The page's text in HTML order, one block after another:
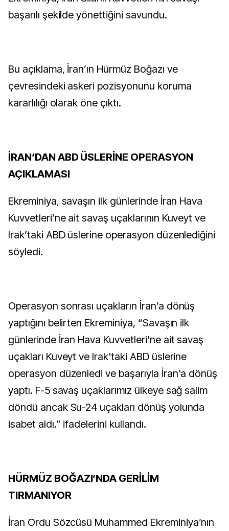
başarılı şekilde yönettiğini savundu.
Bu açıklama, İran’ın Hürmüz Boğazı ve
çevresindeki askeri pozisyonunu koruma
kararlılığı olarak öne çıktı.
İRAN’DAN ABD ÜSLERİNE OPERASYON
AÇIKLAMASI
Ekreminiya, savaşın ilk günlerinde İran Hava
Kuvvetleri’ne ait savaş uçaklarının Kuveyt ve
Irak’taki ABD üslerine operasyon düzenlediğini
söyledi.
Operasyon sonrası uçakların İran’a dönüş
yaptığını belirten Ekreminiya, “Savaşın ilk
günlerinde İran Hava Kuvvetleri'ne ait savaş
uçakları Kuveyt ve Irak'taki ABD üslerine
operasyon düzenledi ve başarıyla İran'a dönüş
yaptı. F-5 savaş uçaklarımız ülkeye sağ salim
döndü ancak Su-24 uçakları dönüş yolunda
isabet aldı.” ifadelerini kullandı.
HÜRMÜZ BOĞAZI’NDA GERİLİM
TIRMANIYOR
İran Ordu Sözcüsü Muhammed Ekreminiya’nın